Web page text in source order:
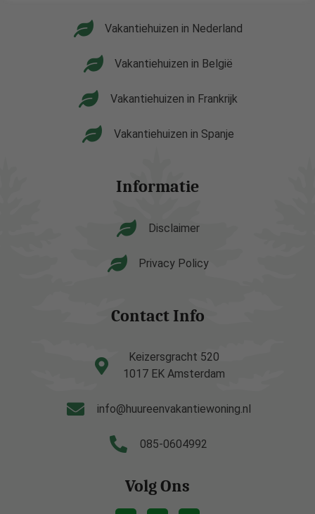
Vakantiehuizen in Nederland
Vakantiehuizen in België
Vakantiehuizen in Frankrijk
Vakantiehuizen in Spanje
Informatie
Disclaimer
Privacy Policy
Contact Info
Keizersgracht 520
1017 EK Amsterdam
info@huureenvakantiewoning.nl
085-0604992
Volg Ons